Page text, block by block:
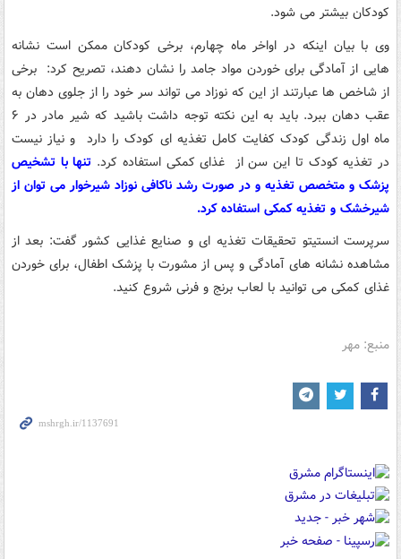
کودکان بیشتر می شود.
وی با بیان اینکه در اواخر ماه چهارم، برخی کودکان ممکن است نشانه
هایی از آمادگی برای خوردن مواد جامد را نشان دهند، تصریح کرد: برخی
از شاخص ها عبارتند از این که نوزاد می تواند سر خود را از جلوی دهان به
عقب دهان ببرد. باید به این نکته توجه داشت باشید که شیر مادر در ۶
ماه اول زندگی کودک کفایت کامل تغذیه ای کودک را دارد و نیاز نیست
در تغذیه کودک تا این سن از غذای کمکی استفاده کرد. تنها با تشخیص
پزشک و متخصص تغذیه و در صورت رشد ناکافی نوزاد شیرخوار می توان از
شیرخشک و تغذیه کمکی استفاده کرد.
سرپرست انستیتو تحقیقات تغذیه ای و صنایع غذایی کشور گفت: بعد از
مشاهده نشانه های آمادگی و پس از مشورت با پزشک اطفال، برای خوردن
غذای کمکی می توانید با لعاب برنج و فرنی شروع کنید.
منبع: مهر